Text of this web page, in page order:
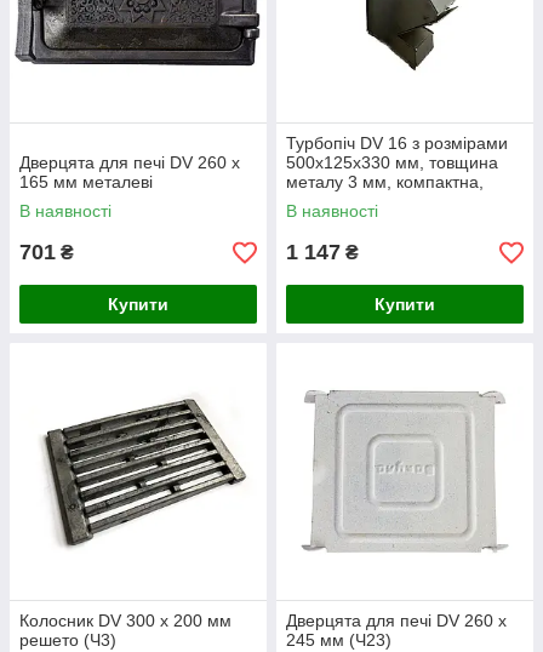
Дверцята для печі DV 260 x
165 мм металеві
В наявності
701 ₴
Купити
Турбопіч DV 16 з розмірами
500x125x330 мм, товщина
металу 3 мм, компактна,
Україна
В наявності
1 147 ₴
Купити
Колосник DV 300 х 200 мм
решето (Ч3)
Дверцята для печі DV 260 x
245 мм (Ч23)